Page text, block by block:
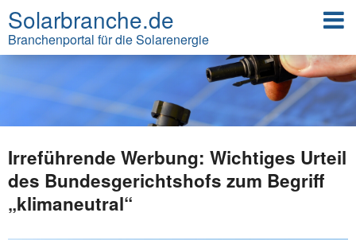
Solarbranche.de
Branchenportal für die Solarenergie
Irreführende Werbung: Wichtiges Urteil
des Bundesgerichtshofs zum Begriff
„klimaneutral“